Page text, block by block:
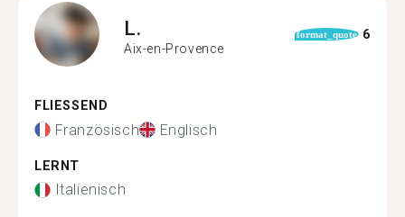
L.
Aix-en-Provence
format_quote 6
FLIESSEND
Französisch Englisch
LERNT
Italienisch